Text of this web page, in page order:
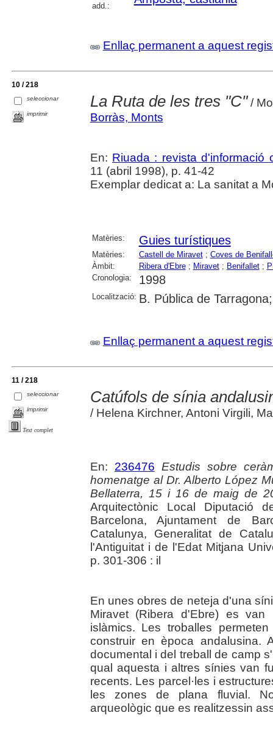
add.:
Enllaç permanent a aquest
10 / 218
seleccionar
imprimir
La Ruta de les tres "C"/
Borràs, Monts
En: Riuada : revista d'informació
11 (abril 1998), p. 41-42
Exemplar dedicat a: La sanitat a
Matèries: Guies turístiques
Matèries: Castell de Miravet; Coves de
Àmbit:
Ribera d'Ebre; Miravet; Benifallet;
Cronologia:
1998
Localització: B. Pública de
Enllaç permanent a aquest
11 / 218
seleccionar
imprimir
Text complet
Catúfols de sínia
/ Helena Kirchner, Antoni Virgili,
En: 236476 Estudis sobre
homenatge al Dr. Alberto López
Bellaterra, 15 i 16 de maig de
Arquitectònic Local Diputació
Barcelona, Ajuntament de
Catalunya, Generalitat de
l'Antiguitat i de l'Edat Mitjana
p. 301-306 : il
En unes obres de neteja d'una
Miravet (Ribera d'Ebre) es
islàmics. Les troballes
construir en època andalusina.
documental i del treball de camp
qual aquesta i altres sínies van
recents. Les parcel·les i
les zones de plana fluvial.
arqueològic que es realitzessin